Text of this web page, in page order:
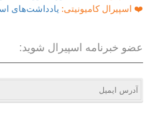
❤️ اسپیرال کامیونیتی: یادداشت‌های
عضو خبرنامه اسپیرال شوید: